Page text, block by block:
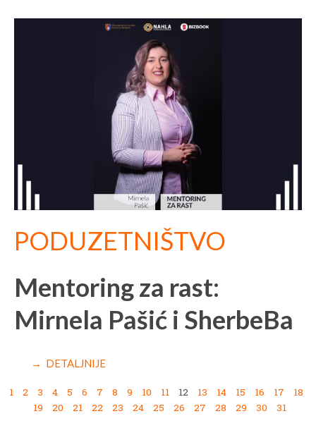
PODUZETNIŠTVO
Mentoring za rast:
Mirnela Pašić i SherbeBa
→ DETALJNIJE
1 2 3 4 5 6 7 8 9 10 11 12 13 14 15 16 17
18
19
20 21 22 23 24 25 26 27 28 29 30 31